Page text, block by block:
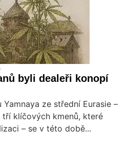
byli dealeři konopí
ze střední Eurasie –
klíčových kmenů, které
– se v této době...